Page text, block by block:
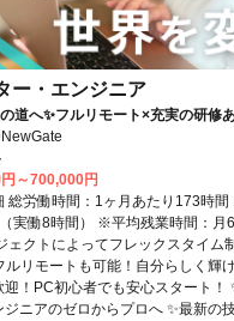
ー・エンジニア
道へ✨フルリモート×充実の研修あ
～700,000円
総労働時間：1ヶ月あたり173時
実働8時間） ※平均残業時間：月
クトによってフレックスタイム
ルリモートも可能！自分らしく輝
迎！PC初心者でも安心スタート！
ジニアのゼロからプロへ ✨最新の